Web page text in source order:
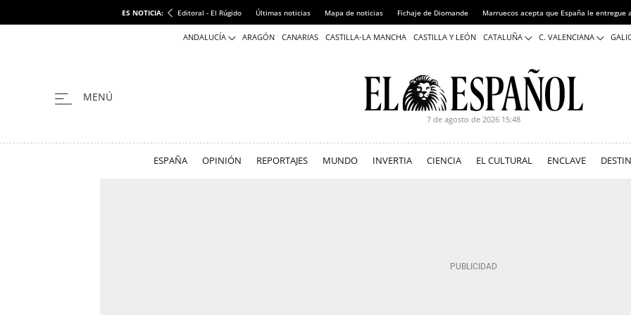
ES NOTICIA: Editoral - El Rúgido Últimas noticias Mapa de noticias Fichaje de Diomande Marruecos acepta que España le entregue
ANDALUCÍA ARAGÓN CANARIAS CASTILLA-LA MANCHA CASTILLA Y LEÓN CATALUÑA C. VALENCIANA
7 de agosto de 2026 15:48
ESPAÑA OPINIÓN REPORTAJES MUNDO INVERTIA CIENCIA EL CULTURAL ENCLAVE